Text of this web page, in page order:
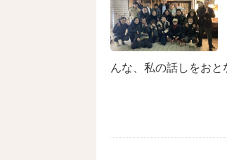
んな、私の話しをお